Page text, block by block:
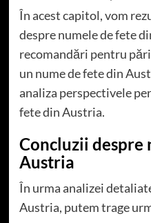
În acest capitol, vom
despre numele de fete
recomandări pentru
un nume de fete din
analiza perspectivele
fete din Austria.
Concluzii despre
Austria
În urma analizei
Austria, putem trage